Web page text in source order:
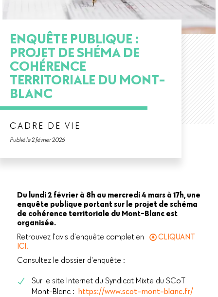
ENQUÊTE PUBLIQUE :
PROJET DE SHÉMA DE
COHÉRENCE
TERRITORIALE DU MONT-
BLANC
CADRE DE VIE
Publié le 2 février 2026
Du lundi 2 février à 8h au mercredi 4 mars à 17h, une
enquête publique portant sur le projet de schéma
de cohérence territoriale du Mont-Blanc est
organisée.
Retrouvez l'avis d'enquête complet en
CLIQUANT
ICI.
Consultez le dossier d'enquête :
Sur le site Internet du Syndicat Mixte du SCoT
Mont-Blanc : https://www.scot-mont-blanc.fr/